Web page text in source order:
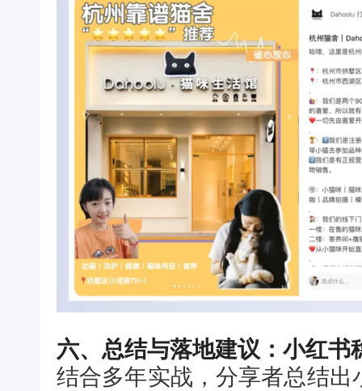
六、总结与落地建议：小红书
结合多年实战，分享者总结出